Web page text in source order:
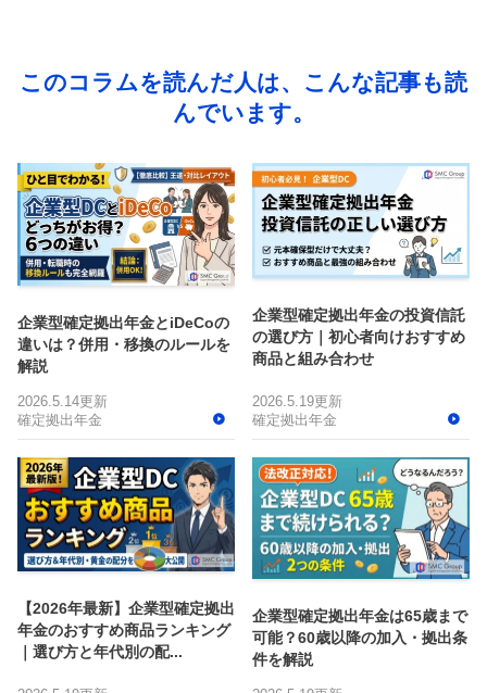
このコラムを読んだ人は、こんな記事も読
んでいます。
企業型確定拠出年金とiDeCoの
違いは？併用・移換のルールを
解説
2026.5.14更新
確定拠出年金
企業型確定拠出年金の投資信託
の選び方｜初心者向けおすすめ
商品と組み合わせ
2026.5.19更新
確定拠出年金
【2026年最新】企業型確定拠出
年金のおすすめ商品ランキング
｜選び方と年代別の配...
企業型確定拠出年金は65歳まで
可能？60歳以降の加入・拠出条
件を解説